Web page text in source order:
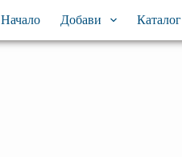
Начало Добави Каталог